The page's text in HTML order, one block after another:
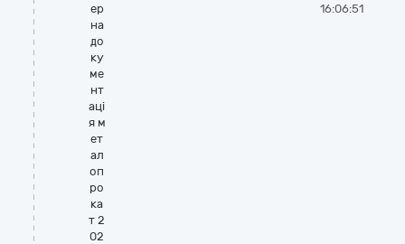
ер
на
до
ку
ме
нт
аці
я м
ет
ал
оп
ро
ка
т 2
02
16:06:51